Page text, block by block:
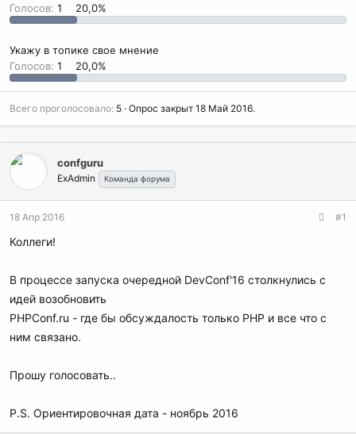
Голосов: 1 20,0%
Укажу в топике свое мнение
Голосов: 1 20,0%
Всего проголосовало 5 Опрос закрыт 18 Май 2016.
confguru
ExAdmin Команда форума
18 Апр 2016 #1
Коллеги!
В процессе запуска очередной DevConf'16 столкнулись с
идей возобновить
PHPConf.ru - где бы обсуждалость только PHP и все что с
ним связано.
Прошу голосовать..
P.S. Ориентировочная дата - ноябрь 2016